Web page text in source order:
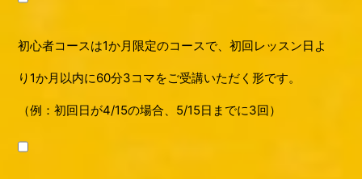
初心者コースは1か月限定のコースで、初回レッスン日よ
り1か月以内に60分3コマをご受講いただく形です。
（例：初回日が4/15の場合、5/15日までに3回）